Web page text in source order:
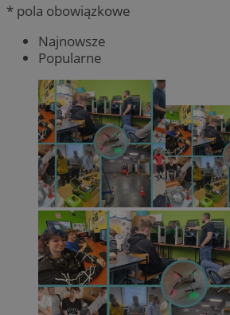
* pola obowiązkowe
Najnowsze
Popularne